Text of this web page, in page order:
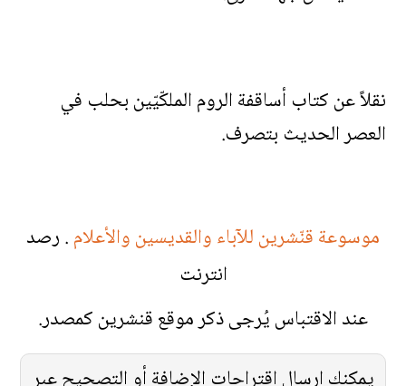
نقلاً عن كتاب أساقفة الروم الملكّيّين بحلب في
العصر الحديث بتصرف.
موسوعة قنّشرين للآباء والقديسين والأعلام. رصد
انترنت
عند الاقتباس يُرجى ذكر موقع قنشرين كمصدر.